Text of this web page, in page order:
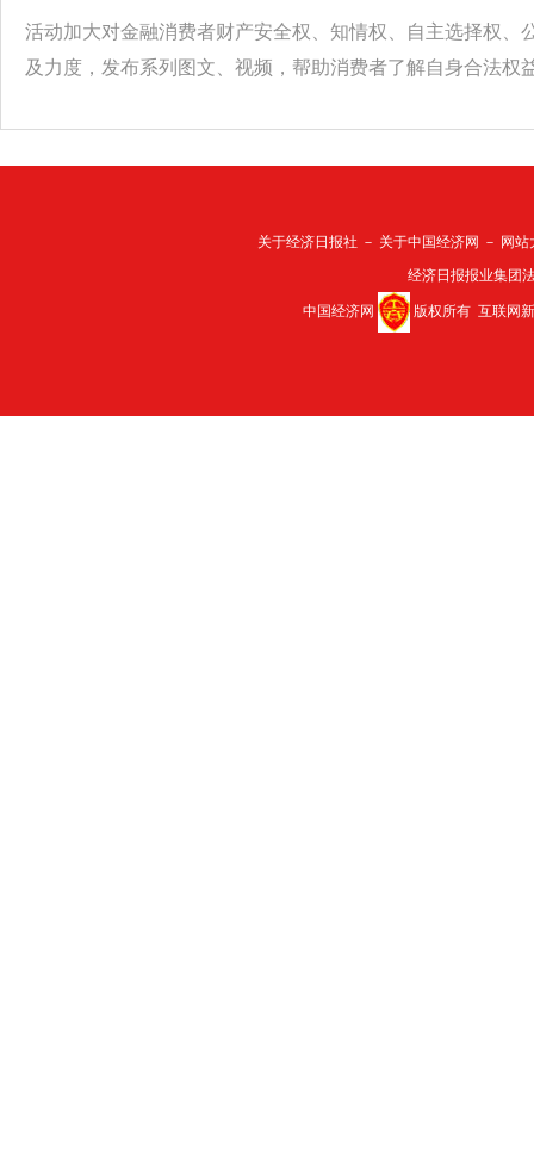
活动加大对金融消费者财产安全权、知情权、自主选择权
及力度，发布系列图文、视频，帮助消费者了解自身合法权
关于经济日报社 － 关于中国经济网 － 网站
经济日报报业集团
中国经济网 版权所有 互联网